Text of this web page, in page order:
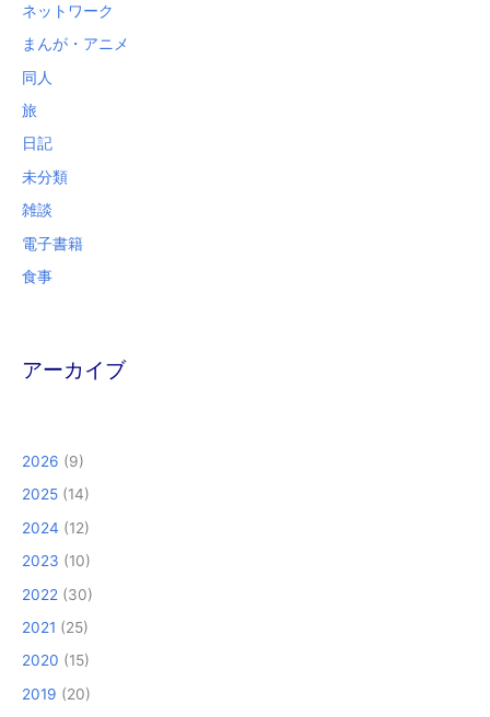
ネットワーク
まんが・アニメ
同人
旅
日記
未分類
雑談
電子書籍
食事
アーカイブ
2026 (9)
2025 (14)
2024 (12)
2023 (10)
2022 (30)
2021 (25)
2020 (15)
2019 (20)